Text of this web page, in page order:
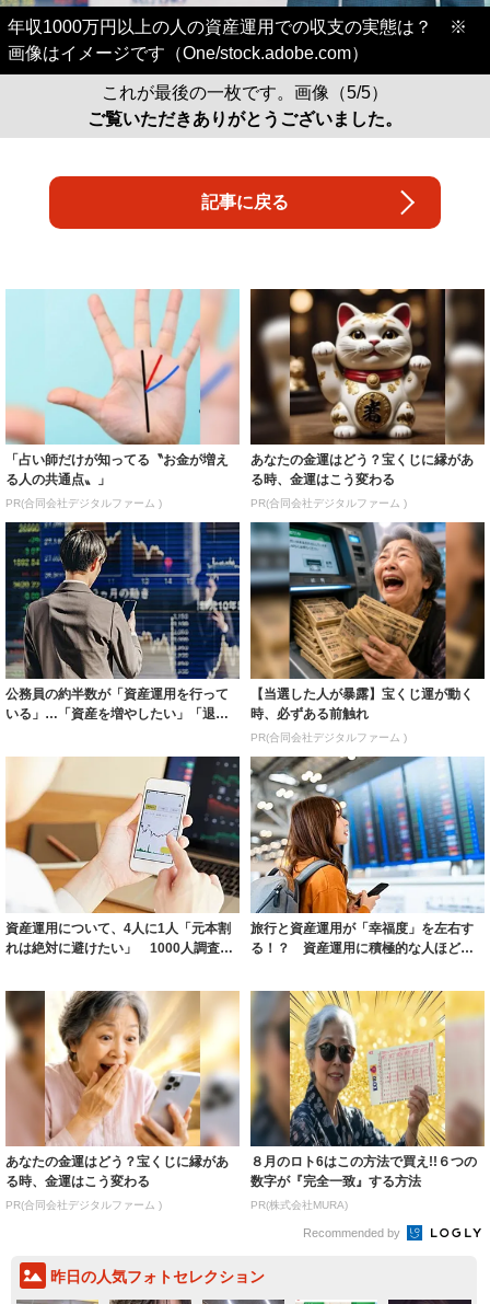
年収1000万円以上の人の資産運用での収支の実態は？ ※
画像はイメージです（One/stock.adobe.com）
これが最後の一枚です。画像（5/5）
ご覧いただきありがとうございました。
記事に戻る
「占い師だけが知ってる〝お金が増え
る人の共通点〟」
PR(合同会社デジタルファーム )
あなたの金運はどう？宝くじに縁があ
る時、金運はこう変わる
PR(合同会社デジタルファーム )
公務員の約半数が「資産運用を行って
いる」…「資産を増やしたい」「退職
【当選した人が暴露】宝くじ運が動く
時、必ずある前触れ
PR(合同会社デジタルファーム )
資産運用について、4人に1人「元本割
れは絶対に避けたい」 1000人調査で
旅行と資産運用が「幸福度」を左右す
る！？ 資産運用に積極的な人ほど年
あなたの金運はどう？宝くじに縁があ
る時、金運はこう変わる
PR(合同会社デジタルファーム )
８月のロト6はこの方法で買え!!６つの
数字が『完全一致』する方法
PR(株式会社MURA)
Recommended by
昨日の人気フォトセレクション